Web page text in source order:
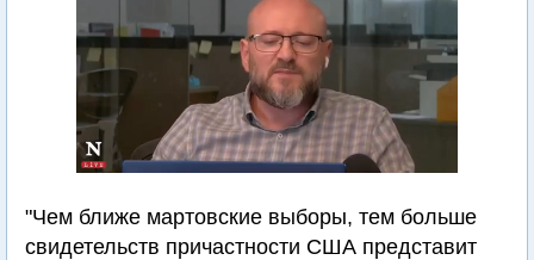
"Чем ближе мартовские выборы, тем больше
свидетельств причастности США представит